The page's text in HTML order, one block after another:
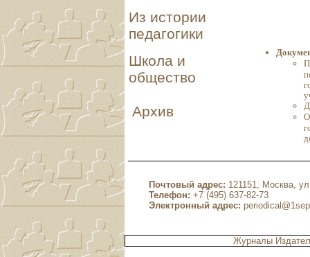
Из истории
педагогики
Школа и
общество
Архив
О
Почтовый адрес: 121151, Москва,
Телефон: +7 (495) 637-82-73
Электронный адрес:
Журналы